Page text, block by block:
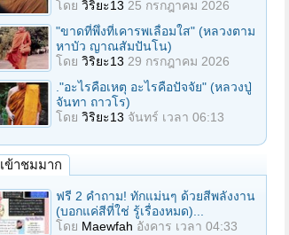
โดย วิริยะ13 25 กรกฎาคม 2026
"ขาดที่พึ่งที่เคารพเลื่อมใส" (หลวงตาม
หาบัว ญาณสัมปันโน)
โดย วิริยะ13 29 กรกฎาคม 2026
."อะไรคือเหตุ อะไรคือปัจจัย" (หลวงปู่
จันทา ถาวโร)
โดย วิริยะ13 จันทร์ เวลา 06:13
เข้าชมมาก
ฟรี 2 คำถาม! ทักแม่นๆ ด้วยสีพลังงาน
(บอกแค่สีที่ใช่ รู้เรื่องหมด)...
โดย Maewfah อังคาร เวลา 04:33